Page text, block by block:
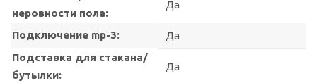
неровности пола:
Да
Подключение mp-3:
Да
Подставка для стакана/
бутылки:
Да